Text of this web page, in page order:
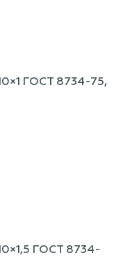
ГОСТ 8734-75,
ГОСТ 8734-